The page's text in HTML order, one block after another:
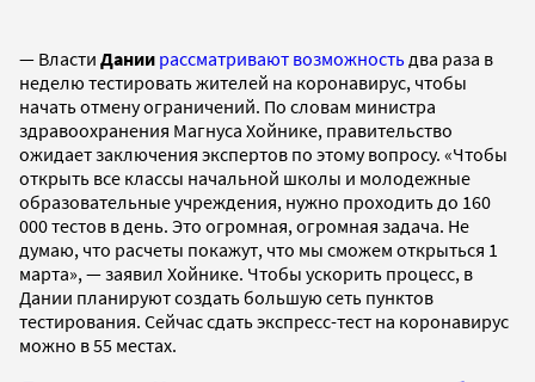
— Власти Дании рассматривают возможность два раза в
неделю тестировать жителей на коронавирус, чтобы
начать отмену ограничений. По словам министра
здравоохранения Магнуса Хойнике, правительство
ожидает заключения экспертов по этому вопросу. «Чтобы
открыть все классы начальной школы и молодежные
образовательные учреждения, нужно проходить до 160
000 тестов в день. Это огромная, огромная задача. Не
думаю, что расчеты покажут, что мы сможем открыться 1
марта», — заявил Хойнике. Чтобы ускорить процесс, в
Дании планируют создать большую сеть пунктов
тестирования. Сейчас сдать экспресс-тест на коронавирус
можно в 55 местах.